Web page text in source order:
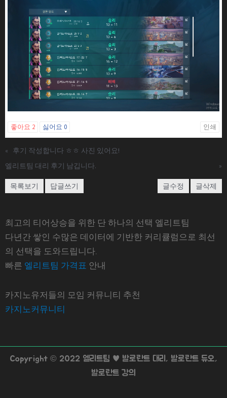
좋아요 2 싫어요 0 인쇄
«
후기 작성합니다 ㅎㅎ 사진 있어요!
엘리트팀 대리 후기 남깁니다.
»
목록보기 답글쓰기 글수정 글삭제
최고의 티어상승을 위한 단 하나의 선택 엘리트팀
다년간 쌓인 수많은 데이터에 기반한 커리큘럼으로 최선
의 선택을 도와드립니다.
빠른 엘리트팀 가격표 안내
카지노유저들의 모임 커뮤니티 추천
카지노커뮤니티
Copyright © 2022 엘리트팀 ♥ 발로란트 대리, 발로란트 듀오,
발로란트 강의